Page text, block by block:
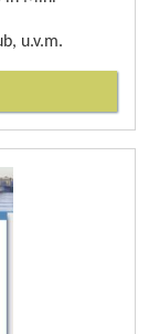
u.v.m.